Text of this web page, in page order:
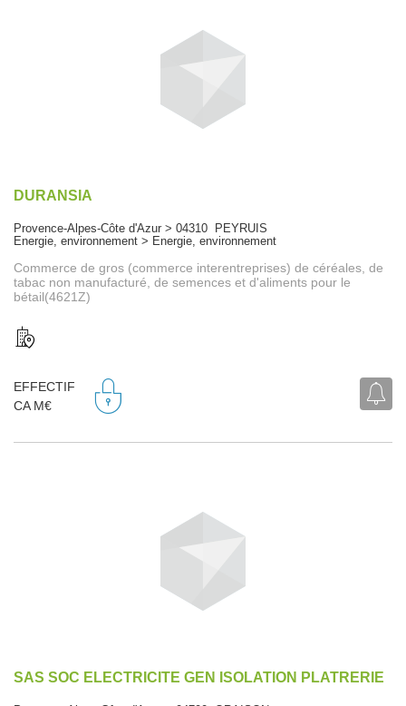
DURANSIA
Provence-Alpes-Côte d'Azur > 04310 PEYRUIS
Energie, environnement > Energie, environnement
Commerce de gros (commerce interentreprises) de céréales, de
tabac non manufacturé, de semences et d'aliments pour le
bétail(4621Z)
EFFECTIF
CA M€
SAS SOC ELECTRICITE GEN ISOLATION PLATRERIE